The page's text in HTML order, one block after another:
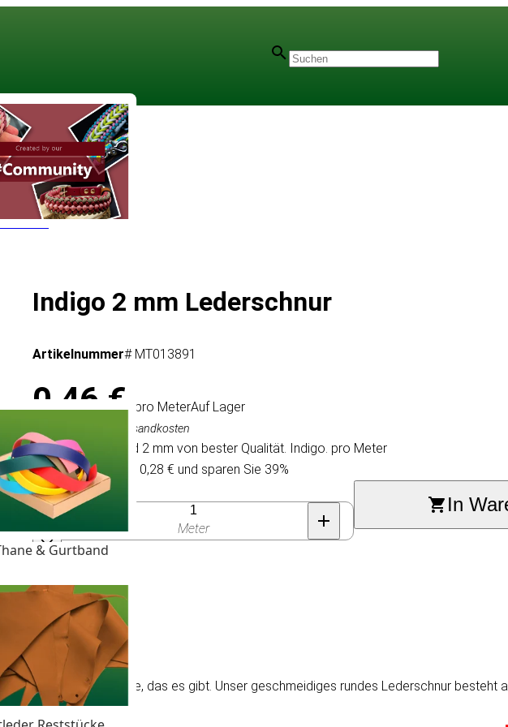
& Gurtband
- 2 mm
Indigo 2 mm Lederschnur
Artikelnummer# MT013891
0,46 €/ pro MeterAuf Lager
Inkl. MwSt., exkl. Versandkosten
Rundes Lederband 2 mm von bester Qualität. Indigo. pro Meter
Kaufen Sie 100 für 0,28 € und sparen Sie 39%
Anzahl
Meter
In
Preisen und das beste, das es gibt. Unser geschmeidiges rundes Lederschnur besteht